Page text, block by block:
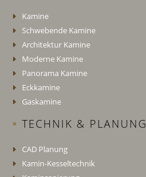
Kamine
Schwebende Kamine
Architektur Kamine
Moderne Kamine
Panorama Kamine
Eckkamine
Gaskamine
TECHNIK & PLANUNG
CAD Planung
Kamin-Kesseltechnik